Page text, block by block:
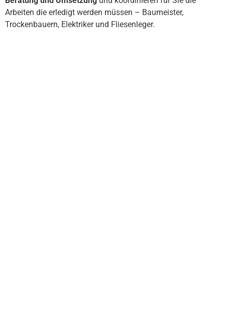
Arbeiten die erledigt werden müssen – Baumeister,
Trockenbauern, Elektriker und Fliesenleger.